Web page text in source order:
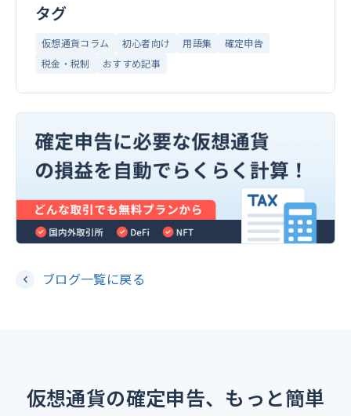
タグ
仮想通貨コラム 初心者向け 用語集
確定申告
税金・税制
おすすめ記事
ブログ一覧に戻る
仮想通貨の確定申告、もっと簡単